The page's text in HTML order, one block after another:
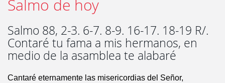
Salmo de hoy
Salmo 88, 2-3. 6-7. 8-9. 16-17. 18-19 R/.
Contaré tu fama a mis hermanos, en
medio de la asamblea te alabaré
Cantaré eternamente las misericordias del Señor,